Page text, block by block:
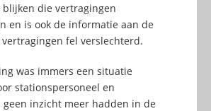
die vertragingen
en is ook de informatie aan de
fel verslechterd.
was immers een situatie
stationspersoneel en
inzicht meer hadden in de